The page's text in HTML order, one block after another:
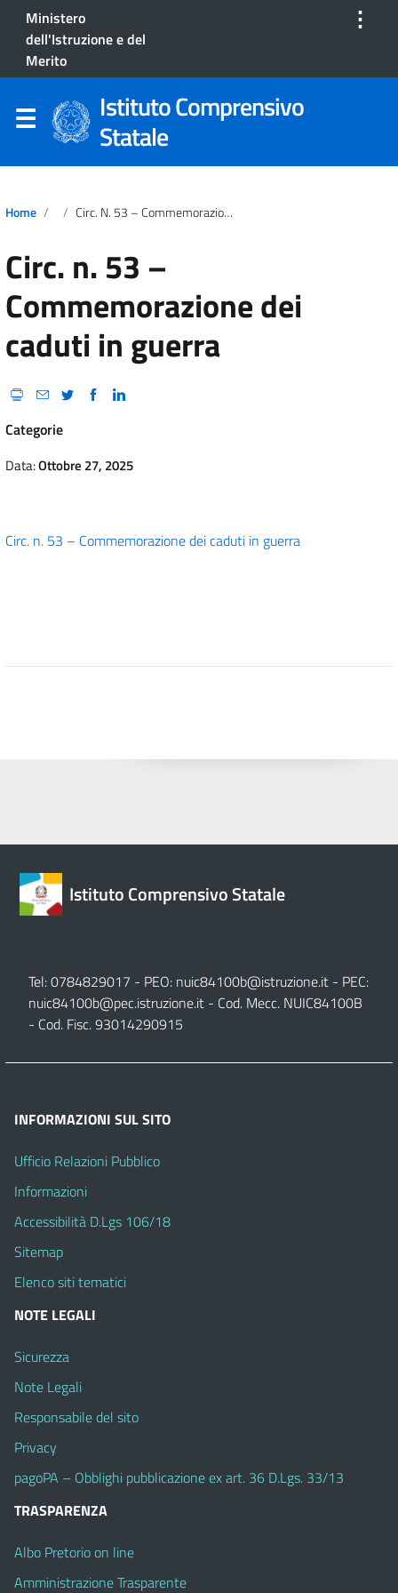
Ministero
dell'Istruzione e del
Merito
⋮
Istituto Comprensivo
Statale
Home Circ. N. 53 – Commemorazione Dei Caduti In Guerra
Circ. n. 53 –
Commemorazione dei
caduti in guerra
Categorie
Data:Ottobre 27, 2025
Circ. n. 53 – Commemorazione dei caduti in guerra
Istituto Comprensivo Statale
Tel: 0784829017 - PEO: nuic84100b@istruzione.it - PEC:
nuic84100b@pec.istruzione.it - Cod. Mecc. NUIC84100B
- Cod. Fisc. 93014290915
INFORMAZIONI SUL SITO
Ufficio Relazioni Pubblico
Informazioni
Accessibilità D.Lgs 106/18
Sitemap
Elenco siti tematici
NOTE LEGALI
Sicurezza
Note Legali
Responsabile del sito
Privacy
pagoPA – Obblighi pubblicazione ex art. 36 D.Lgs. 33/13
TRASPARENZA
Albo Pretorio on line
Amministrazione Trasparente